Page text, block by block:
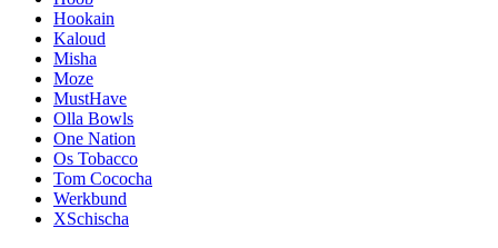
Hookain
Kaloud
Misha
Moze
MustHave
Olla Bowls
One Nation
Os Tobacco
Tom Cococha
Werkbund
XSchischa